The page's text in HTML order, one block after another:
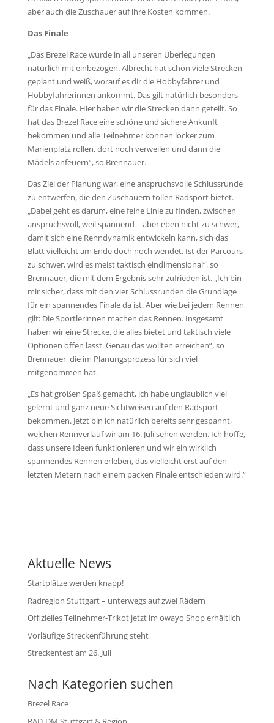
aber auch die Zuschauer auf ihre Kosten kommen.
Das Finale
„Das Brezel Race wurde in all unseren Überlegungen
natürlich mit einbezogen. Albrecht hat schon viele Strecken
geplant und weiß, worauf es dir die Hobbyfahrer und
Hobbyfahrerinnen ankommt. Das gilt natürlich besonders
für das Finale. Hier haben wir die Strecken dann geteilt. So
hat das Brezel Race eine schöne und sichere Ankunft
bekommen und alle Teilnehmer können locker zum
Marienplatz rollen, dort noch verweilen und dann die
Mädels anfeuern“, so Brennauer.
Das Ziel der Planung war, eine anspruchsvolle Schlussrunde
zu entwerfen, die den Zuschauern tollen Radsport bietet.
„Dabei geht es darum, eine feine Linie zu finden, zwischen
anspruchsvoll, weil spannend – aber eben nicht zu schwer,
damit sich eine Renndynamik entwickeln kann, sich das
Blatt vielleicht am Ende doch noch wendet. Ist der Parcours
zu schwer, wird es meist taktisch eindimensional“, so
Brennauer, die mit dem Ergebnis sehr zufrieden ist. „Ich bin
mir sicher, dass mit den vier Schlussrunden die Grundlage
für ein spannendes Finale da ist. Aber wie bei jedem Rennen
gilt: Die Sportlerinnen machen das Rennen. Insgesamt
haben wir eine Strecke, die alles bietet und taktisch viele
Optionen offen lässt. Genau das wollten erreichen“, so
Brennauer, die im Planungsprozess für sich viel
mitgenommen hat.
„Es hat großen Spaß gemacht, ich habe unglaublich viel
gelernt und ganz neue Sichtweisen auf den Radsport
bekommen. Jetzt bin ich natürlich bereits sehr gespannt,
welchen Rennverlauf wir am 16. Juli sehen werden. Ich hoffe,
dass unsere Ideen funktionieren und wir ein wirklich
spannendes Rennen erleben, das vielleicht erst auf den
letzten Metern nach einem packen Finale entschieden wird.“
Aktuelle News
Startplätze werden knapp!
Radregion Stuttgart – unterwegs auf zwei Rädern
Offizielles Teilnehmer-Trikot jetzt im owayo Shop erhältlich
Vorläufige Streckenführung steht
Streckentest am 26. Juli
Nach Kategorien suchen
Brezel Race